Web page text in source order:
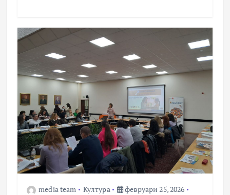
media team Култура февруари 25, 2026